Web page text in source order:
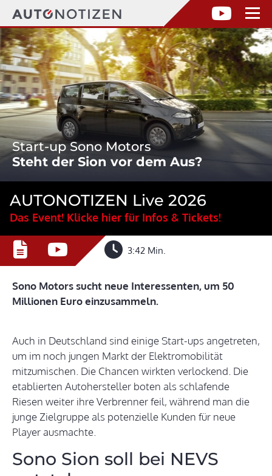
Start-up Sono Motors
Steht der Sion vor dem Aus?
AUTONOTIZEN Live 2026
Das Event! Klicke hier für Infos & Tickets!
3:42 Min.
Sono Motors sucht neue Interessenten, um 50
Millionen Euro einzusammeln.
Auch in Deutschland sind einige Start-ups angetreten,
um im noch jungen Markt der Elektromobilität
mitzumischen. Die Chancen wirkten verlockend. Die
etablierten Autohersteller boten als schlafende
Riesen weiter ihre Verbrenner feil, während man die
junge Zielgruppe als potenzielle Kunden für neue
Player ausmachte.
Sono Sion soll bei NEVS